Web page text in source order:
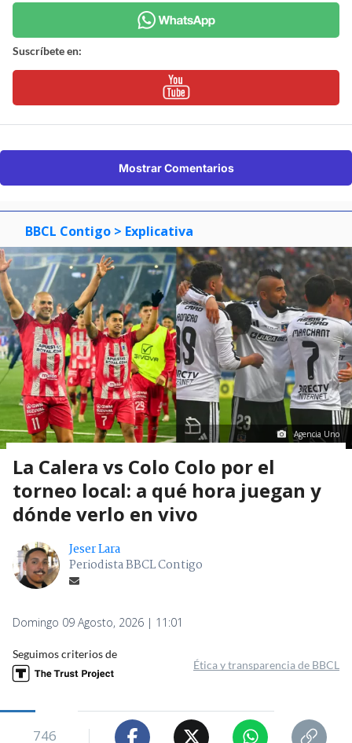
Suscríbete en:
Mostrar Comentarios
BBCL Contigo > Explicativa
Agencia Uno
La Calera vs Colo Colo por el
torneo local: a qué hora juegan y
dónde verlo en vivo
Jeser Lara
Periodista BBCL Contigo
Domingo 09 Agosto, 2026 | 11:01
Seguimos criterios de
Ética y transparencia de BBCL
746